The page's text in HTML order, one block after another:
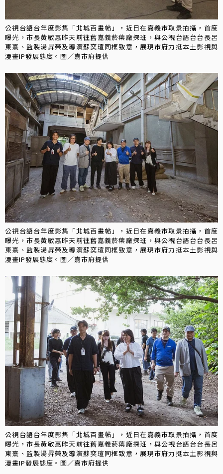
公視台語台年度影集「北城百畫帖」，近日在嘉義市取景拍攝，首度
曝光，市長黃敏惠昨天前往舊嘉義菸葉廠探班，與公視台語台台長呂
東熹、監製湯昇榮及導演蘇奕瑄同框致意，展現市府力挺本土影視與
漫畫IP發展態度。圖／嘉市府提供
公視台語台年度影集「北城百畫帖」，近日在嘉義市取景拍攝，首度
曝光，市長黃敏惠昨天前往舊嘉義菸葉廠探班，與公視台語台台長呂
東熹、監製湯昇榮及導演蘇奕瑄同框致意，展現市府力挺本土影視與
漫畫IP發展態度。圖／嘉市府提供
公視台語台年度影集「北城百畫帖」，近日在嘉義市取景拍攝，首度
曝光，市長黃敏惠昨天前往舊嘉義菸葉廠探班，與公視台語台台長呂
東熹、監製湯昇榮及導演蘇奕瑄同框致意，展現市府力挺本土影視與
漫畫IP發展態度。圖／嘉市府提供